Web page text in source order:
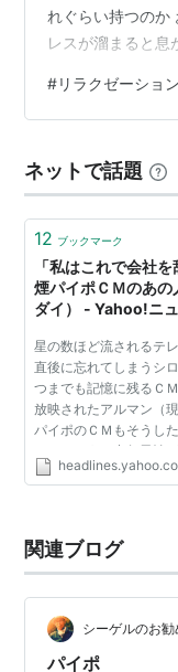
れぐらい持つのか
レスが溜まると息
タイプで、リラッ
得意な方ではなく
「意識的に普段か
のですが、けっこ
じることが多いん…
#リラクゼーション
ネットで話題
12 ブックマーク
「私はこれで会社
煙パイポＣＭのあ
ダイ） - Yahoo!ニ
星の数ほど流されるテ
直後に忘れてしまうシ
つまでも記憶に残るＣ
放映されたアルマン（
パイポのＣＭもそうし
マジメそうな中年男性
これで会社を辞めまし
関連ブログ
シーゲルのお
パイポ